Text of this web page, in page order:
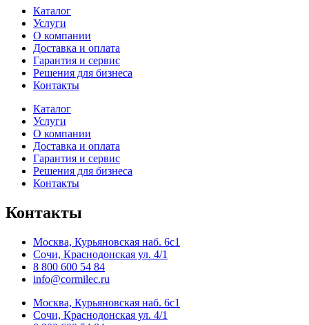
Каталог
Услуги
О компании
Доставка и оплата
Гарантия и сервис
Решения для бизнеса
Контакты
Каталог
Услуги
О компании
Доставка и оплата
Гарантия и сервис
Решения для бизнеса
Контакты
Контакты
Москва, Курьяновская наб. 6с1
Сочи, Краснодонская ул. 4/1
8 800 600 54 84
info@cormilec.ru
Москва, Курьяновская наб. 6с1
Сочи, Краснодонская ул. 4/1